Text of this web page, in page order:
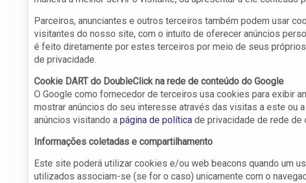
Parceiros, anunciantes e outros terceiros também podem usar
visitantes do nosso site, com o intuito de oferecer anúncios
é feito diretamente por estes terceiros por meio de seus
de privacidade.
Cookie DART do DoubleClick na rede de conteúdo do Google
O Google como fornecedor de terceiros usa cookies para exibir
mostrar anúncios do seu interesse através das visitas a este ou
anúncios visitando a página de política de privacidade de rede de
Informações coletadas e compartilhamento
Este site poderá utilizar cookies e/ou web beacons quando um
utilizados associam-se (se for o caso) unicamente com o